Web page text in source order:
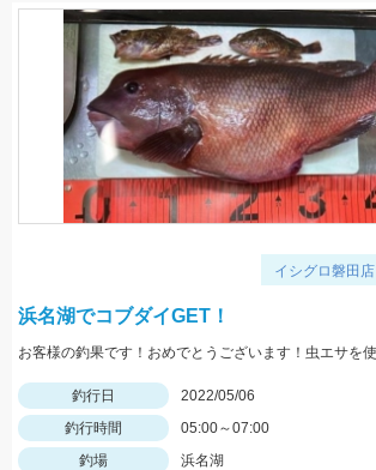
イシグロ磐田店
浜名湖でコブダイGET！
釣行日
2022/05/06
釣行時間
05:00～07:00
釣場
浜名湖